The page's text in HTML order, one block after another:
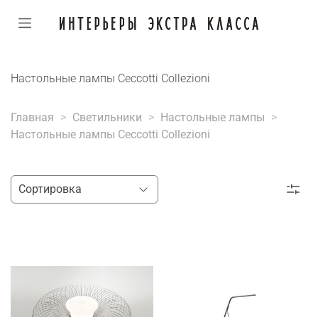
Настольные лампы Ceccotti Collezioni
Главная Светильники
Настольные лампы
Настольные лампы Ceccotti Collezioni